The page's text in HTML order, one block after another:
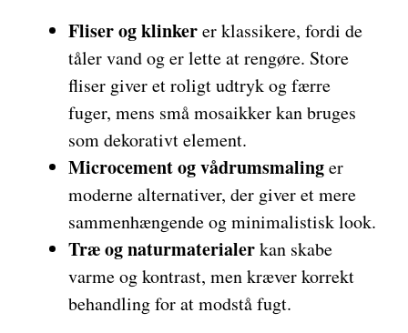
Fliser og klinkerer klassikere, fordi de
tåler vand og er lette at rengøre. Store
fliser giver et roligt udtryk og færre
fuger, mens små mosaikker kan bruges
som dekorativt element.
Microcement og vådrumsmalinger
moderne alternativer, der giver et mere
sammenhængende og minimalistisk look.
Træ og naturmaterialerkan skabe
varme og kontrast, men kræver korrekt
behandling for at modstå fugt.